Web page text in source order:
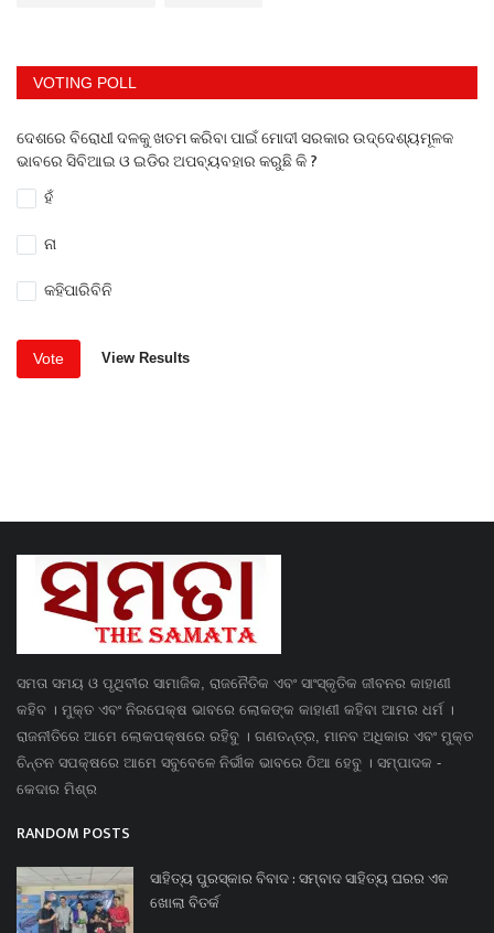
VOTING POLL
ଦେଶରେ ବିରୋଧୀ ଦଳକୁ ଖତମ କରିବା ପାଇଁ ମୋଦୀ ସରକାର ଉଦ୍ଦେଶ୍ୟମୂଳକ
ଭାବରେ ସିବିଆଇ ଓ ଇଡିର ଅପବ୍ୟବହାର କରୁଛି କି ?
ହଁ
ନା
କହିପାରିବିନି
Vote View Results
ସମତା ସମୟ ଓ ପୃଥିବୀର ସାମାଜିକ, ରାଜନୈତିକ ଏବଂ ସାଂସ୍କୃତିକ ଜୀବନର କାହାଣୀ
କହିବ । ମୁକ୍ତ ଏବଂ ନିରପେକ୍ଷ ଭାବରେ ଲୋକଙ୍କ କାହାଣୀ କହିବା ଆମର ଧର୍ମ ।
ରାଜନୀତିରେ ଆମେ ଲୋକପକ୍ଷରେ ରହିବୁ । ଗଣତନ୍ତ୍ର, ମାନବ ଅଧିକାର ଏବଂ ମୁକ୍ତ
ଚିନ୍ତନ ସପକ୍ଷରେ ଆମେ ସବୁବେଳେ ନିର୍ଭୀକ ଭାବରେ ଠିଆ ହେବୁ । ସମ୍ପାଦକ -
କେଦାର ମିଶ୍ର
RANDOM POSTS
ସାହିତ୍ୟ ପୁରସ୍କାର ବିବାଦ : ସମ୍ବାଦ ସାହିତ୍ୟ ଘରର ଏକ
ଖୋଲା ବିତର୍କ